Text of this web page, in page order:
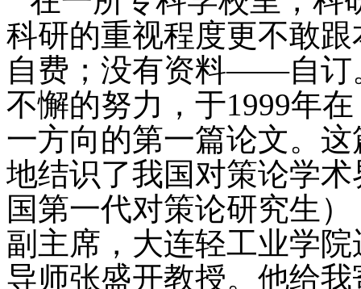
科研的重视程度更不敢
自费；没有资料——自
不懈的努力，于1999年
一方向的第一篇论文。
地结识了我国对策论学
国第一代对策论研究生
副主席，大连轻工业学
导师张盛开教授。他给